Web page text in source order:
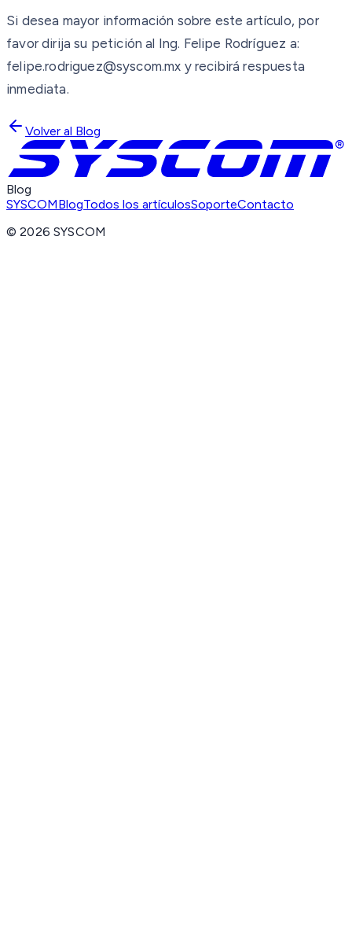
Si desea mayor información sobre este artículo, por
favor dirija su petición al Ing. Felipe Rodríguez a:
felipe.rodriguez@syscom.mx y recibirá respuesta
inmediata.
Volver al Blog
Blog
SYSCOMBlogTodos los artículosSoporteContacto
©2026 SYSCOM